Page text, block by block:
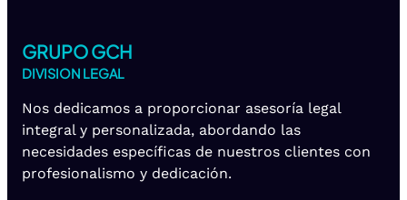
GRUPO GCH
DIVISION LEGAL
Nos dedicamos a proporcionar asesoría legal
integral y personalizada, abordando las
necesidades específicas de nuestros clientes con
profesionalismo y dedicación.